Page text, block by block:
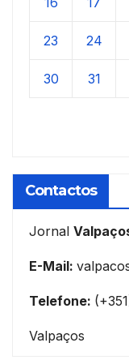
23 24
30 31
Contactos
Jornal
E-Mail:
Telefone:
Valpaços